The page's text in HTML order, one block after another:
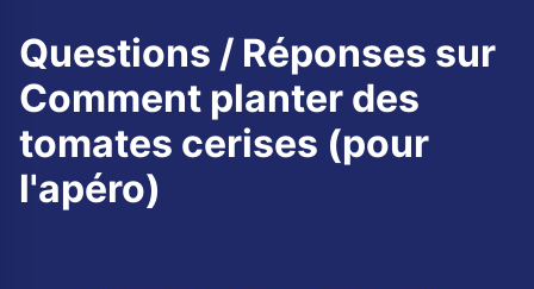
Questions / Réponses sur
Comment planter des
tomates cerises (pour
l'apéro)